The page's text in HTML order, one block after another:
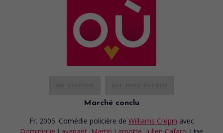
Marché conclu
Fr. 2005. Comédie policière de Williams Crepin avec
Dominique Lavanant, Martin Lamotte, Julien Cafaro. Une